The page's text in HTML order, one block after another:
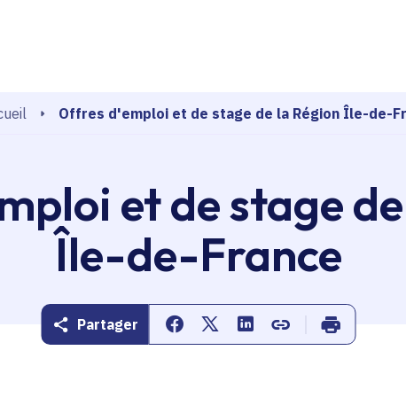
Offres d'emploi et de stage de la Région Île-de-
et de stage
Île-de-France
Partager Partager sur Facebook
Partager sur Twitter
Partager sur Linkedin
Copier dans le
Imprimer